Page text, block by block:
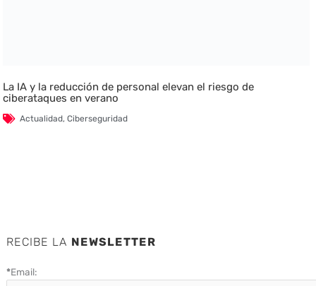
La IA y la reducción de personal elevan el riesgo de
ciberataques en verano
Actualidad,Ciberseguridad
RECIBE LA NEWSLETTER
*Email: